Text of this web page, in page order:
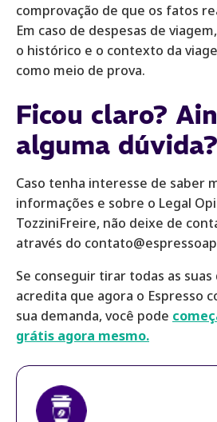
comprovação de que os fatos
Em caso de despesas de
o histórico e o contexto da
como meio de prova.
Ficou claro?
alguma dúvida?
Caso tenha interesse de saber
informações e sobre o Legal
TozziniFreire, não deixe de
através do
Se conseguir tirar todas as suas
acredita que agora o Espresso
sua demanda, você pode
grátis agora mesmo.